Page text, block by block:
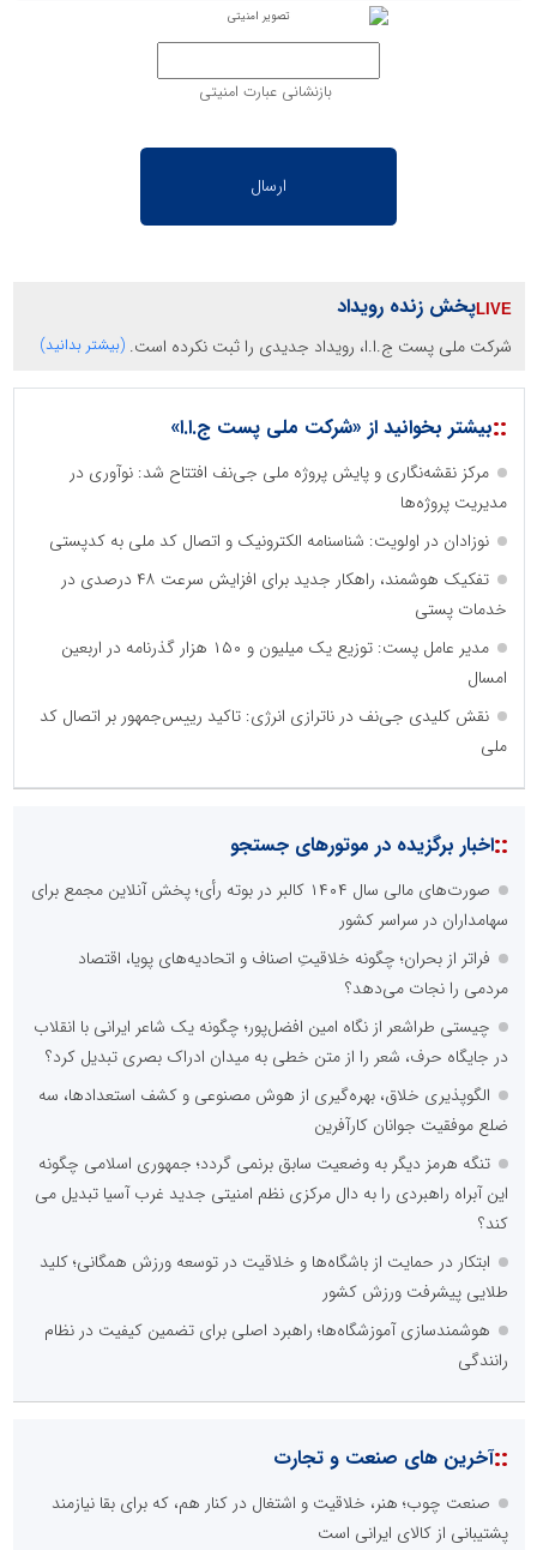
بازنشانی عبارت امنیتی
پخش زنده رویداد
شرکت ملی پست ج.ا.ا، رویداد جدیدی را ثبت نکرده است. (بیشتر بدانید)
::بیشتر بخوانید از «شرکت ملی پست ج.ا.ا»
مرکز نقشه‌نگاری و پایش پروژه ملی جی‌نف افتتاح شد: نوآوری در
مدیریت پروژه‌ها
نوزادان در اولویت: شناسنامه الکترونیک و اتصال کد ملی به کدپستی
تفکیک هوشمند، راهکار جدید برای افزایش سرعت ۴۸ درصدی در
خدمات پستی
مدیر عامل پست: توزیع یک میلیون و ۱۵۰ هزار گذرنامه در اربعین
امسال
نقش کلیدی جی‌نف در ناترازی انرژی: تاکید رییس‌جمهور بر اتصال کد
ملی
نظرسنجی
مهمترین نیازمندی ساختار اطلاع رسانی روابط عمومی های نوین کدام
گزینه است؟
راه اندازی خبرگزاری داخلی
همراهی شبکه های اجتماعی و پیام رسان ها
پخش آنلاین تمامی رویدادها
ارائه خدمات آموزشی برای مخاطیان هدف
درج کلیه خدمات اطلاع رسانی در بستر اینترنت
کاهش هزینه های درج خبر در رسانه ها
نظرسنجی
اصلی ترین مشکلات بخش ارتباط با رسانه ها برای روابط عمومی ها و
صاحبان کسب و کار کدام گزینه است؟
هزینه های بالای ارتباط با رسانه ها
محدودیت ها و خطوط قرمز داخلی رسانه ها
عدم اعتبار ویژه به محتواهای خبری